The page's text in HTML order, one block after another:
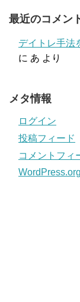
最近のコメン
デイトレ手法
に あ より
メタ情報
ログイン
投稿フィード
コメントフィ
WordPress.org